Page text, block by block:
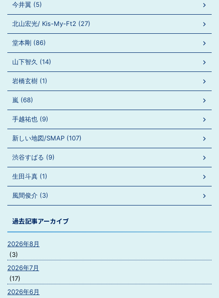
今井翼 (5)
北山宏光/ Kis-My-Ft2 (27)
堂本剛 (86)
山下智久 (14)
岩橋玄樹 (1)
嵐 (68)
手越祐也 (9)
新しい地図/SMAP (107)
渋谷すばる (9)
生田斗真 (1)
風間俊介 (3)
過去記事アーカイブ
2026年8月
(3)
2026年7月
(17)
2026年6月